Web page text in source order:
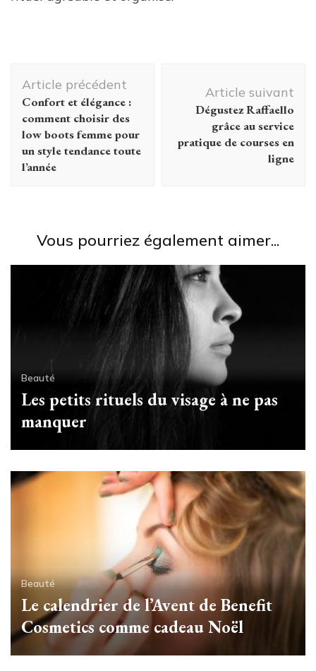
d'article
Article précédent
Confort et élégance :
comment choisir des
low boots femme pour
un style tendance toute
l’année
Article suivant
Dégustez Raffaello
grâce au service
pratique de courses en
ligne
Vous pourriez également aimer...
Beauté
Les petits rituels du visage à ne pas
manquer
Beauté
Le calendrier de l’Avent de Benefit
Cosmetics comme cadeau Noël